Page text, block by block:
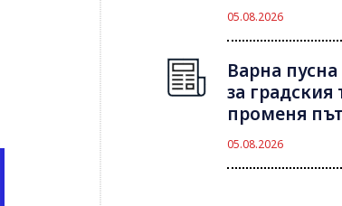
05.08.2026
Варна
за градския
променя
05.08.2026